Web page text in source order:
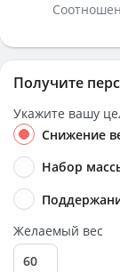
Получите
Укажите вашу
Снижение
Набор
Желаемый вес